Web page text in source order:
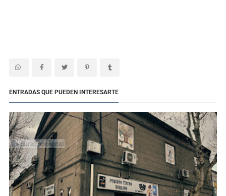
ENTRADAS QUE PUEDEN INTERESARTE